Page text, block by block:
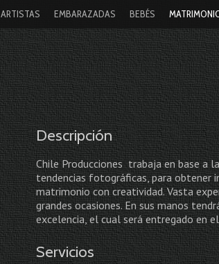
ARTISTAS EMBARAZADAS BEBÉS
Descripción
Chile Producciones trabaja en base a
tendencias fotográficas, para obtener
matrimonio con creatividad. Vasta
grandes ocasiones. En sus manos
excelencia, el cual será entregado en
Servicios